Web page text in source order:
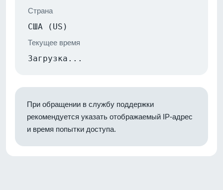
Страна
США (US)
Текущее время
Загрузка...
При обращении в службу поддержки
рекомендуется указать отображаемый IP-адрес
и время попытки доступа.